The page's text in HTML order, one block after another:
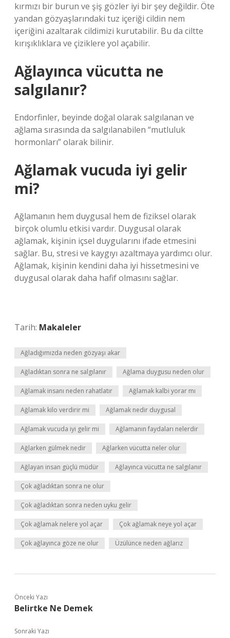
kırmızı bir burun ve şiş gözler iyi bir şey değildir. Öte
yandan gözyaşlarındaki tuz içeriği cildin nem
içeriğini azaltarak cildimizi kurutabilir. Bu da ciltte
kırışıklıklara ve çiziklere yol açabilir.
Ağlayınca vücutta ne
salgılanır?
Endorfinler, beyinde doğal olarak salgılanan ve
ağlama sırasında da salgılanabilen “mutluluk
hormonları” olarak bilinir.
Ağlamak vucuda iyi gelir
mi?
Ağlamanın hem duygusal hem de fiziksel olarak
birçok olumlu etkisi vardır. Duygusal olarak
ağlamak, kişinin içsel duygularını ifade etmesini
sağlar. Bu, stresi ve kaygıyı azaltmaya yardımcı olur.
Ağlamak, kişinin kendini daha iyi hissetmesini ve
duygusal olarak daha hafif olmasını sağlar.
Tarih: Makaleler
Ağladığımızda neden gözyaşı akar
Ağladıktan sonra ne salgılanır Ağlama duygusu neden olur
Ağlamak insanı neden rahatlatır Ağlamak kalbi yorar mı
Ağlamak kilo verdirir mi Ağlamak nedir duygusal
Ağlamak vucuda iyi gelir mi Ağlamanın faydaları nelerdir
Ağlarken gülmek nedir Ağlarken vücutta neler olur
Ağlayan insan güçlü müdür Ağlayınca vücutta ne salgılanır
Çok ağladıktan sonra ne olur
Çok ağladıktan sonra neden uyku gelir
Çok ağlamak nelere yol açar Çok ağlamak neye yol açar
Çok ağlayınca göze ne olur Üzülünce neden ağlarız
Önceki Yazı
Belirtke Ne Demek
Sonraki Yazı